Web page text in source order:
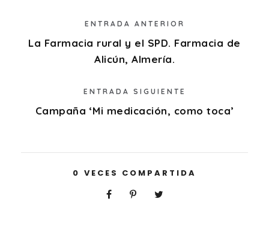
ENTRADA ANTERIOR
La Farmacia rural y el SPD. Farmacia de
Alicún, Almería.
ENTRADA SIGUIENTE
Campaña ‘Mi medicación, como toca’
0 VECES COMPARTIDA